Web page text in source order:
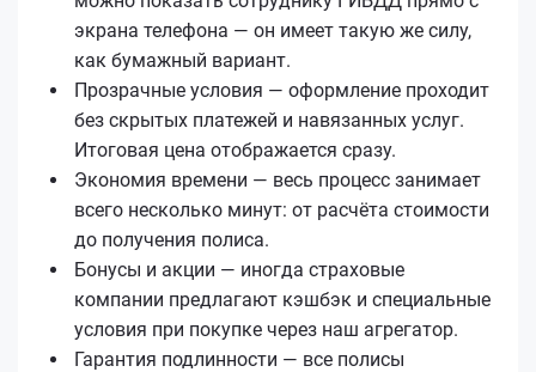
экрана телефона — он имеет такую же силу,
как бумажный вариант.
Прозрачные условия — оформление проходит
без скрытых платежей и навязанных услуг.
Итоговая цена отображается сразу.
Экономия времени — весь процесс занимает
всего несколько минут: от расчёта стоимости
до получения полиса.
Бонусы и акции — иногда страховые
компании предлагают кэшбэк и специальные
условия при покупке через наш агрегатор.
Гарантия подлинности — все полисы